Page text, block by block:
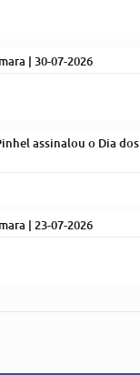
| 30-07-2026
assinalou o Dia dos
| 23-07-2026